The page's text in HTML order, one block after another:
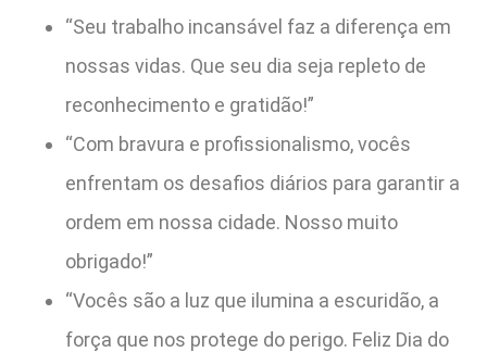
“Seu trabalho incansável faz a diferença em
nossas vidas. Que seu dia seja repleto de
reconhecimento e gratidão!”
“Com bravura e profissionalismo, vocês
enfrentam os desafios diários para garantir a
ordem em nossa cidade. Nosso muito
obrigado!”
“Vocês são a luz que ilumina a escuridão, a
força que nos protege do perigo. Feliz Dia do